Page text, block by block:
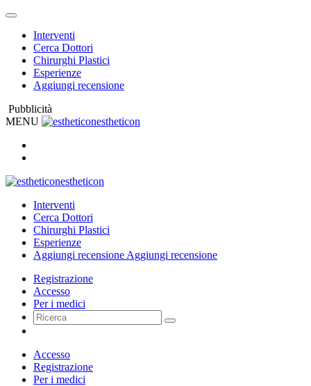
Interventi
Cerca Dottori
Chirurghi Plastici
Esperienze
Aggiungi recensione
Pubblicità
MENU
estheticon
estheticon
Interventi
Cerca Dottori
Chirurghi Plastici
Esperienze
Aggiungi recensione Aggiungi recensione
Registrazione
Accesso
Per i medici
Accesso
Registrazione
Per i medici